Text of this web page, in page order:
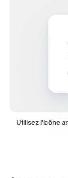
Utilisez l'icône